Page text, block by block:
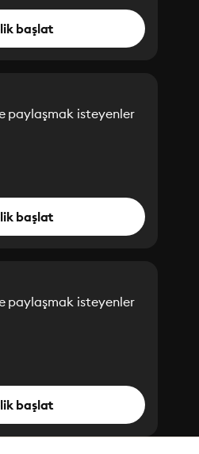
başlat
paylaşmak isteyenler
başlat
paylaşmak isteyenler
başlat